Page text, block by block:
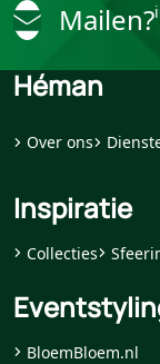
Mailen?
Héman
Over ons
Inspiratie
Collecties
BloemBloem.nl